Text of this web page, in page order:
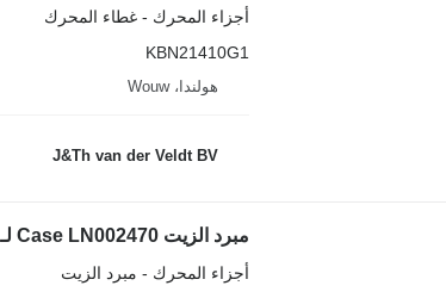
أجزاء المحرك - غطاء المحرك
KBN21410G1
هولندا، Wouw
J&Th van der Veldt BV
مبرد الزيت Case LN002470 لـ حفارة Case CX470B
أجزاء المحرك - مبرد الزيت